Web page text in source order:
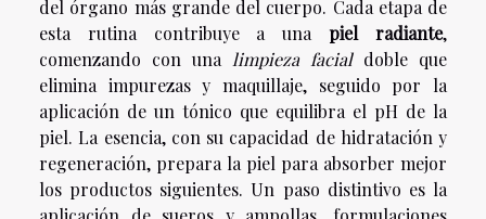
del órgano más grande del cuerpo. Cada etapa de
esta rutina contribuye a unapiel radiante,
comenzando con una limpieza facialdoble que
elimina impurezas y maquillaje, seguido por la
aplicación de un tónico que equilibra el pH de la
piel. La esencia, con su capacidad de hidratación y
regeneración, prepara la piel para absorber mejor
los productos siguientes. Un paso distintivo es la